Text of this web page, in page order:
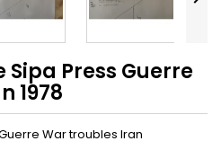
Press Guerre
1978
War troubles Iran